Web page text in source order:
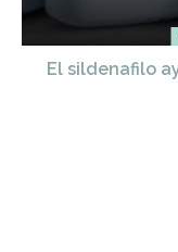
El sildenafilo